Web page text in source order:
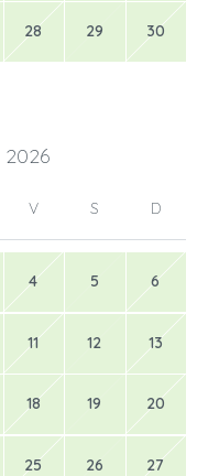
28 29 30
2026
V S D
4 5 6
11 12 13
18 19 20
25 26 27